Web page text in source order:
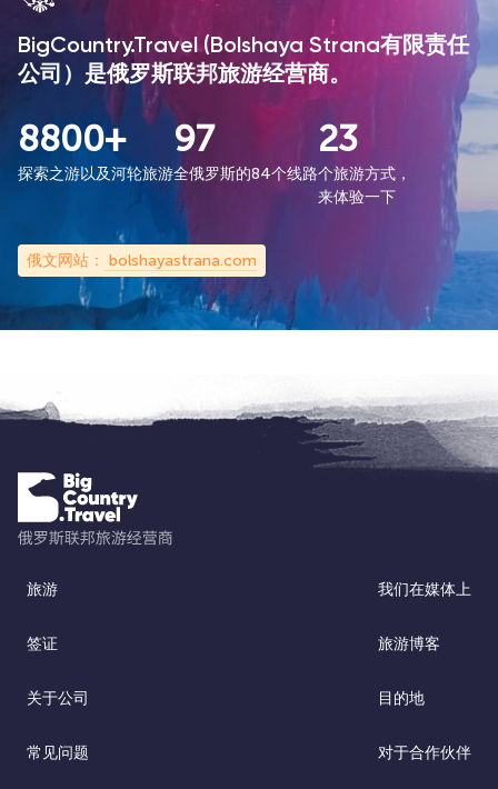
BigCountry.Travel (Bolshaya Strana有限责任
公司）是俄罗斯联邦旅游经营商。
8800+
探索之游以及河轮旅游
97
全俄罗斯的84个线路
23
个旅游方式，
来体验一下
俄文网站： bolshayastrana.com
旅游 我们在媒体上
签证 旅游博客
关于公司 目的地
常见问题 对于合作伙伴